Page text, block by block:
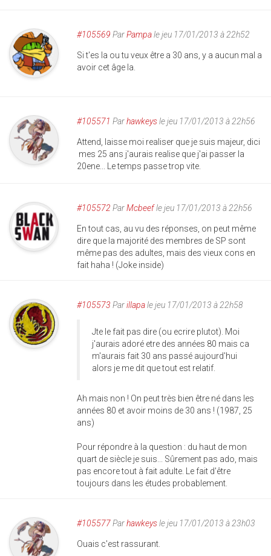
#105569 ParPampale jeu 17/01/2013 à 22h52
Si t'es la ou tu veux être a 30 ans, y a aucun mal a
avoir cet âge la.
#105571 Parhawkeysle jeu 17/01/2013 à 22h56
Attend, laisse moi realiser que je suis majeur, dici
mes 25 ans j'aurais realise que j'ai passer la
20ene... Le temps passe trop vite.
#105572 ParMcbeefle jeu 17/01/2013 à 22h56
En tout cas, au vu des réponses, on peut même
dire que la majorité des membres de SP sont
même pas des adultes, mais des vieux cons en
fait haha ! (Joke inside)
#105573 Parillapale jeu 17/01/2013 à 22h58
Jte le fait pas dire (ou ecrire plutot). Moi
j'aurais adoré etre des années 80 mais ca
m'aurais fait 30 ans passé aujourd'hui
alors je me dit que tout est relatif.
Ah mais non ! On peut très bien être né dans les
années 80 et avoir moins de 30 ans ! (1987, 25
ans)
Pour répondre à la question : du haut de mon
quart de siècle je suis... Sûrement pas ado, mais
pas encore tout à fait adulte. Le fait d'être
toujours dans les études probablement.
#105577Parhawkeysle jeu 17/01/2013 à 23h03
Ouais c'est rassurant.